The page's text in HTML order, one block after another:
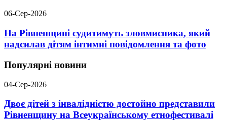
06-Сер-2026
На Рівненщині судитимуть зловмисника, який
надсилав дітям інтимні повідомлення та фото
Популярні новини
04-Сер-2026
Двоє дітей з інвалідністю достойно представили
Рівненщину на Всеукраїнському етнофестивалі